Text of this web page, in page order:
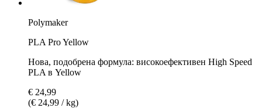
Polymaker
PLA Pro Yellow
Нова, подобрена формула: високоефективен High Speed
PLA в Yellow
€ 24,99
(€ 24,99 / kg)